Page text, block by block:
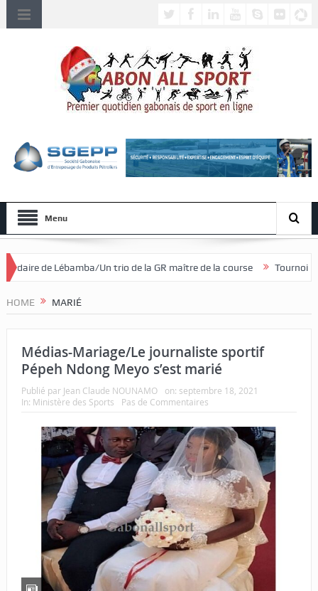
Menu
Un trio de la GR maître de la course Tournoi national féminin U20/
HOME MARIÉ
Médias-Mariage/Le journaliste sportif
Pépeh Ndong Meyo s’est marié
Publié par Jean Claude NOUNAMO on: septembre 18, 2021
In: Ministère des Sports Pas de Commentaires